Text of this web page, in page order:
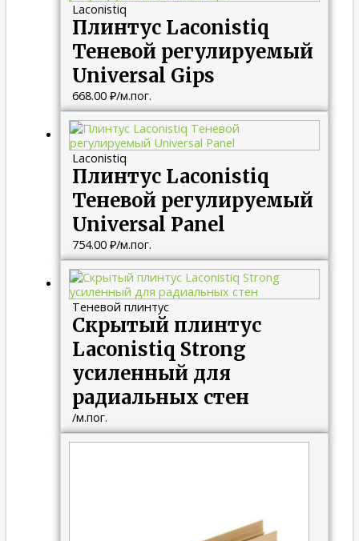
Laconistiq
Плинтус Laconistiq
Теневой регулируемый
Universal Gips
668.00 ₽/м.пог.
Laconistiq
Плинтус Laconistiq
Теневой регулируемый
Universal Panel
754.00 ₽/м.пог.
Теневой плинтус
Скрытый плинтус
Laconistiq Strong
усиленный для
радиальных стен
/м.пог.
Диапазон